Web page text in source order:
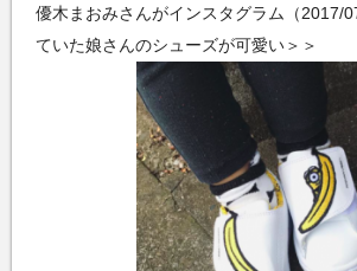
優木まおみさんがインスタグラム（2017/
ていた娘さんのシューズが可愛い＞＞